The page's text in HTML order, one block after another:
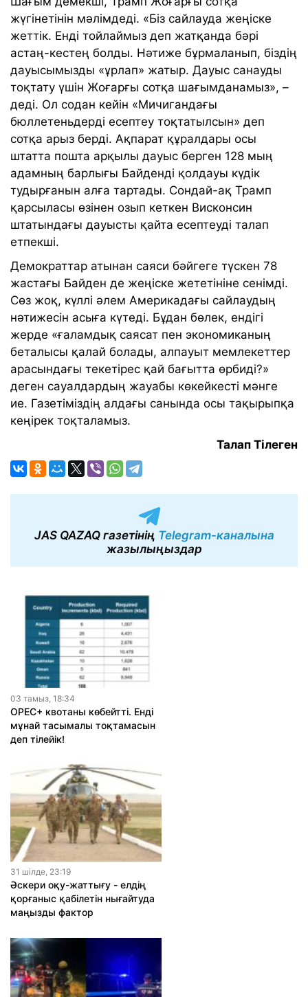
жүгінетінін мәлімдеді. «Біз сайлауда жеңіске
жеттік. Енді тойлаймыз деп жатқанда бәрі
астаң-кестең болды. Нәтиже бұрмаланып, біздің
дауысымызды «ұрлап» жатыр. Дауыс санауды
тоқтату үшін Жоғарғы сотқа шағымданамыз», –
деді. Ол содан кейін «Мичигандағы
бюллетеньдерді есептеу тоқтатылсын» деп
сотқа арыз берді. Ақпарат құралдары осы
штатта пошта арқылы дауыс берген 128 мың
адамның барлығы Байденді қолдауы күдік
тудырғанын алға тартады. Сондай-ақ Трамп
қарсыласы өзінен озып кеткен Висконсин
штатындағы дауысты қайта есептеуді талап
етпекші.
Демократтар атынан саяси бәйгеге түскен 78
жастағы Байден де жеңіске жететініне сенімді.
Сөз жоқ, күллі әлем Америкадағы сайлаудың
нәтижесін асыға күтеді. Бұдан бөлек, ендігі
жерде «ғаламдық саясат пен экономиканың
беталысы қалай болады, алпауыт мемлекеттер
арасындағы текетірес қай бағытта өрбиді?»
деген сауалдардың жауабы көкейкесті мәнге
ие. Газетіміздің алдағы санында осы тақырыпқа
кеңірек тоқталамыз.
Талап Тілеген
JAS QAZAQ газетінің Telegram-каналына
жазылыңыздар
03 тамыз, 18:34
OPEC+ квотаны көбейтті. Енді
мұнай тасымалы тоқтамасын
деп тілейік!
31 шiлде, 23:19
Әскери оқу-жаттығу - елдің
қорғаныс қабілетін нығайтуда
маңызды фактор